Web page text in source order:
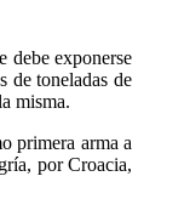
debe exponerse
de toneladas de
misma.
primera arma a
por Croacia,